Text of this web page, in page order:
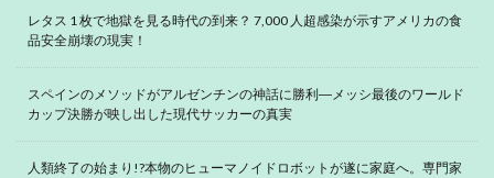
レタス 1 枚で地獄を見る時代の到来？ 7,000 人超感染が示すアメリカの食
品安全崩壊の現実！
スペインのメソッドがアルゼンチンの神話に勝利―メッシ最後のワールド
カップ決勝が映し出した現代サッカーの真実
人類終了の始まり!?本物のヒューマノイドロボットが遂に家庭へ。専門家